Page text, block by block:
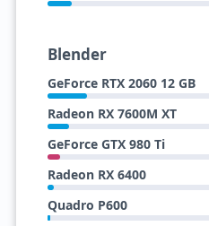
Blender
GeForce RTX 2060 12 GB
Radeon RX 7600M XT
GeForce GTX 980 Ti
Radeon RX 6400
Quadro P600